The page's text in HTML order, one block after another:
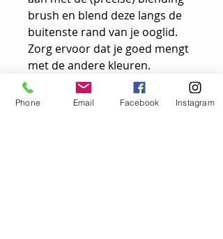
brush en blend deze langs de
buitenste rand van je ooglid.
Zorg ervoor dat je goed mengt
met de andere kleuren.
Stap 5: Breng een oplichtende
Phone Email Facebook Instagram